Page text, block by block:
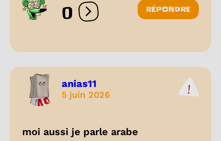
0 Ouvrir les réactions
RÉPONDRE
anias11
5 juin 2026
moi aussi je parle arabe